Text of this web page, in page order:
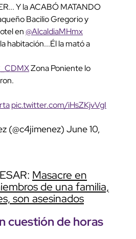
Y la ACABÓ MATANDO
Bacilio Gregorio y
en@AlcaldiaMHmx
habitación...Él la mató a
Zona Poniente lo
pic.twitter.com/iHsZKjvVgI
(@c4jimenez) June 10,
Masacre en
de una familia,
son asesinados
cuestión de horas